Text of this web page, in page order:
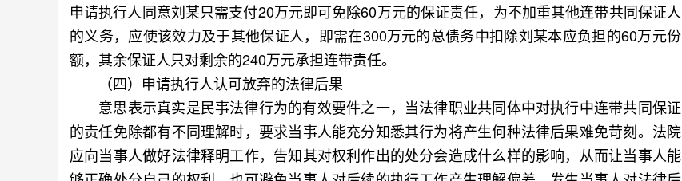
申请执行人同意刘某只需支付20万元即可免除60万元的保证责任，为不加重其他连带共同保证人
的义务，应使该效力及于其他保证人，即需在300万元的总债务中扣除刘某本应负担的60万元份
额，其余保证人只对剩余的240万元承担连带责任。
（四）申请执行人认可放弃的法律后果
意思表示真实是民事法律行为的有效要件之一，当法律职业共同体中对执行中连带共同保证
的责任免除都有不同理解时，要求当事人能充分知悉其行为将产生何种法律后果难免苛刻。法院
应向当事人做好法律释明工作，告知其对权利作出的处分会造成什么样的影响，从而让当事人能